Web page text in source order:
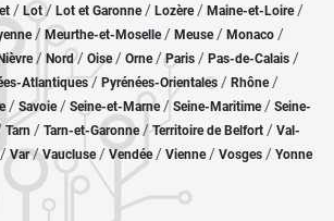
/ Lot/ Lot et Garonne/ Lozère / Maine-et-Loire/
/ Meurthe-et-Moselle/ Meuse/ Monaco /
Nièvre / Nord/ Oise / Orne/Paris / Pas-de-Calais /
Atlantiques / Pyrénées-Orientales / Rhône/
/ Savoie/ Seine-et-Marne/ Seine-Maritime/ Seine-
Tarn / Tarn-et-Garonne/Territoire de Belfort / Val-
Var/Vaucluse/ Vendée/ Vienne/ Vosges / Yonne